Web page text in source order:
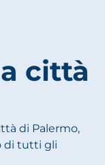
città
di Palermo,
di tutti gli